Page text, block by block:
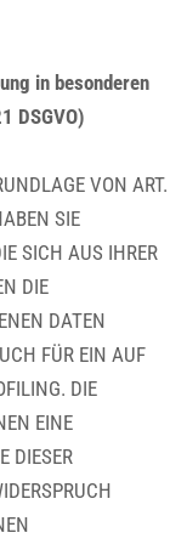
in besonderen
DSGVO)
VON ART.
SIE
SICH AUS IHRER
DIE
DATEN
FÜR EIN AUF
DIE
EINE
DIESER